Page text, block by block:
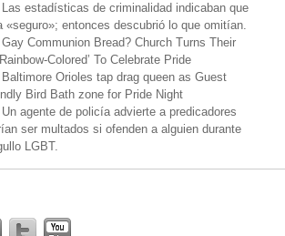
Las estadísticas de criminalidad indicaban que
«seguro»; entonces descubrió lo que omitían.
Gay Communion Bread? Church Turns Their
Colored’ To Celebrate Pride
Baltimore Orioles tap drag queen as Guest
Bird Bath zone for Pride Night
Un agente de policía advierte a predicadores
ser multados si ofenden a alguien durante
LGBT.